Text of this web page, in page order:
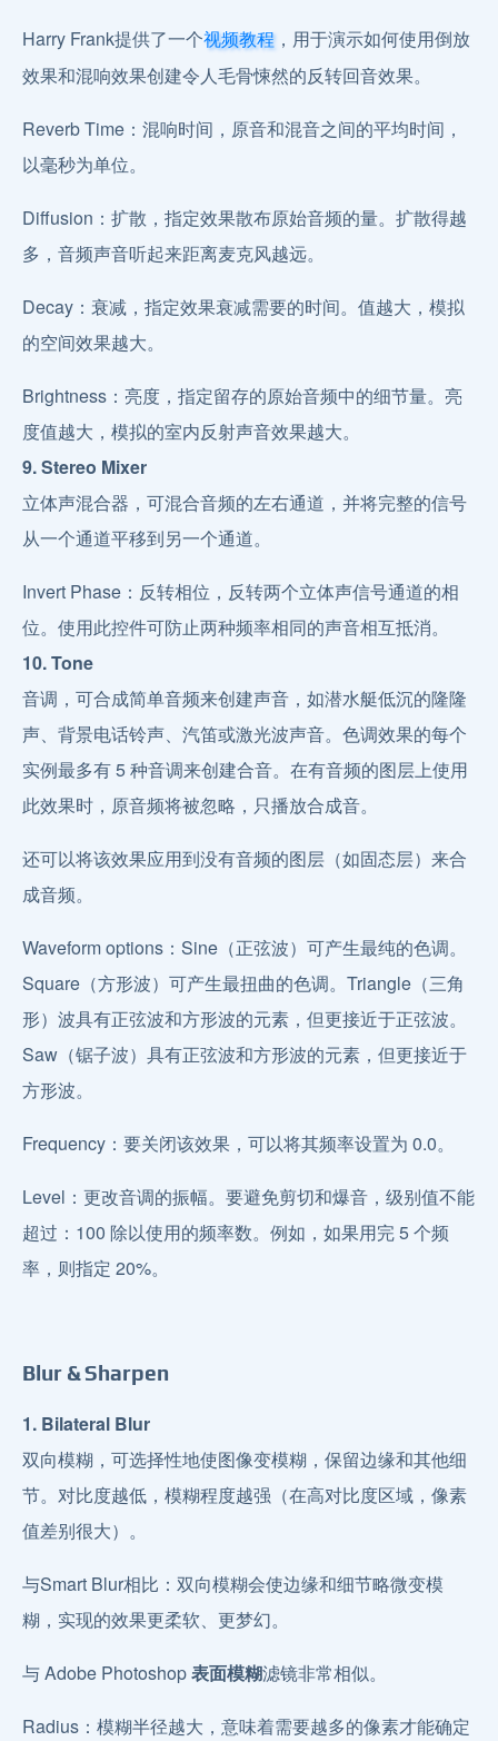
Harry Frank提供了一个视频教程，用于演示如何使用倒放
效果和混响效果创建令人毛骨悚然的反转回音效果。
Reverb Time：混响时间，原音和混音之间的平均时间，
以毫秒为单位。
Diffusion：扩散，指定效果散布原始音频的量。扩散得越
多，音频声音听起来距离麦克风越远。
Decay：衰减，指定效果衰减需要的时间。值越大，模拟
的空间效果越大。
Brightness：亮度，指定留存的原始音频中的细节量。亮
度值越大，模拟的室内反射声音效果越大。
9. Stereo Mixer
立体声混合器，可混合音频的左右通道，并将完整的信号
从一个通道平移到另一个通道。
Invert Phase：反转相位，反转两个立体声信号通道的相
位。使用此控件可防止两种频率相同的声音相互抵消。
10. Tone
音调，可合成简单音频来创建声音，如潜水艇低沉的隆隆
声、背景电话铃声、汽笛或激光波声音。色调效果的每个
实例最多有 5 种音调来创建合音。在有音频的图层上使用
此效果时，原音频将被忽略，只播放合成音。
还可以将该效果应用到没有音频的图层（如固态层）来合
成音频。
Waveform options：Sine（正弦波）可产生最纯的色调。
Square（方形波）可产生最扭曲的色调。Triangle（三角
形）波具有正弦波和方形波的元素，但更接近于正弦波。
Saw（锯子波）具有正弦波和方形波的元素，但更接近于
方形波。
Frequency：要关闭该效果，可以将其频率设置为 0.0。
Level：更改音调的振幅。要避免剪切和爆音，级别值不能
超过：100 除以使用的频率数。例如，如果用完 5 个频
率，则指定 20%。
Blur & Sharpen
1. Bilateral Blur
双向模糊，可选择性地使图像变模糊，保留边缘和其他细
节。对比度越低，模糊程度越强（在高对比度区域，像素
值差别很大）。
与Smart Blur相比：双向模糊会使边缘和细节略微变模
糊，实现的效果更柔软、更梦幻。
与 Adobe Photoshop表面模糊滤镜非常相似。
Radius：模糊半径越大，意味着需要越多的像素才能确定